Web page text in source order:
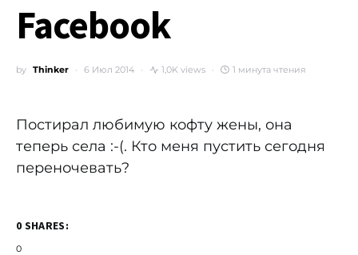
Facebook
by Thinker 6 Июл 2014 1,0K views 1 минута чтения
Постирал любимую кофту жены, она
теперь села :-(. Кто меня пустить сегодня
переночевать?
0 SHARES:
0